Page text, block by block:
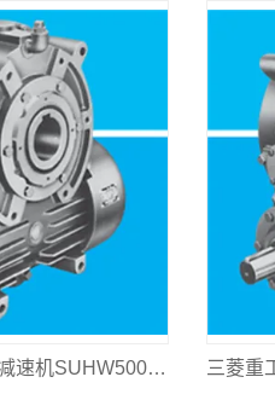
三菱重工蜗轮蜗杆减速机SUHW500L-12.5